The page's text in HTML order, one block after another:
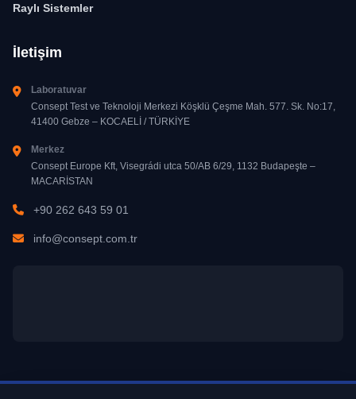
Raylı Sistemler
İletişim
Laboratuvar
Consept Test ve Teknoloji Merkezi Köşklü Çeşme Mah. 577. Sk. No:17,
41400 Gebze – KOCAELİ / TÜRKİYE
Merkez
Consept Europe Kft, Visegrádi utca 50/AB 6/29, 1132 Budapeşte –
MACARİSTAN
+90 262 643 59 01
info@consept.com.tr